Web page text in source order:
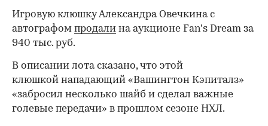
Игровую клюшку Александра Овечкина с
автографом продали на аукционе Fan's Dream за
940 тыс. руб.
В описании лота сказано, что этой
клюшкой нападающий «Вашингтон Кэпиталз»
«забросил несколько шайб и сделал важные
голевые передачи» в прошлом сезоне НХЛ.